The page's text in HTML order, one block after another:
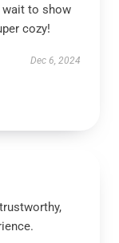
wait to show
cozy!
Dec 6, 2024